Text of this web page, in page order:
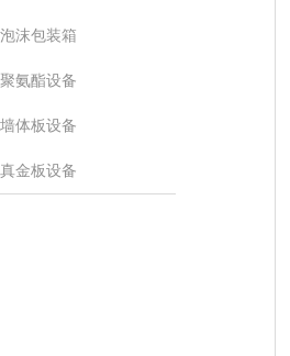
泡沫包装箱
聚氨酯设备
墙体板设备
真金板设备